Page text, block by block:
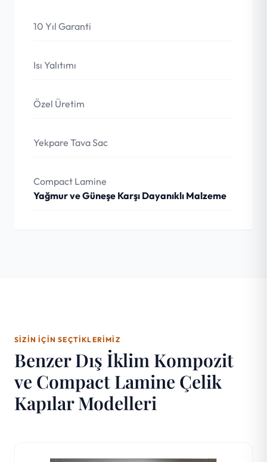
10 Yıl Garanti
Isı Yalıtımı
Özel Üretim
Yekpare Tava Sac
Compact Lamine
Yağmur ve Güneşe Karşı Dayanıklı Malzeme
SIZIN İÇIN SEÇTIKLERIMIZ
Benzer Dış İklim Kompozit
ve Compact Lamine Çelik
Kapılar Modelleri